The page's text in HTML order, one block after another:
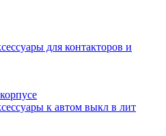
для контакторов и
к автом выкл в лит